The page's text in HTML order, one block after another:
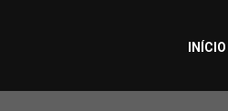
INÍCIO